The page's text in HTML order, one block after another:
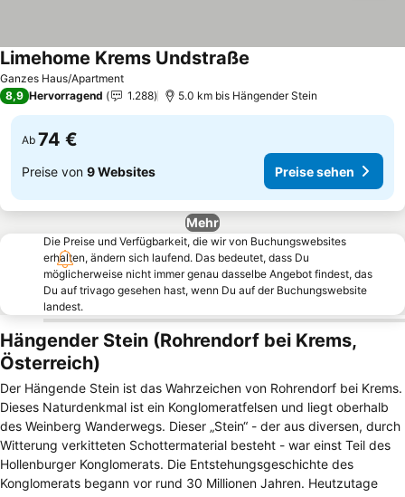
Ganzes Haus/Apartment
Limehome Krems Undstraße
8,9 Hervorragend 1.288 5.0 km bis Hängender Stein
Ab 74 €
Preise von 9 Websites Preise sehen
Mehr
Die Preise und Verfügbarkeit, die wir von Buchungswebsites
erhalten, ändern sich laufend. Das bedeutet, dass Du
möglicherweise nicht immer genau dasselbe Angebot findest, das
Du auf trivago gesehen hast, wenn Du auf der Buchungswebsite
landest.
Hängender Stein (Rohrendorf bei Krems,
Österreich)
Der Hängende Stein ist das Wahrzeichen von Rohrendorf bei Krems.
Dieses Naturdenkmal ist ein Konglomeratfelsen und liegt oberhalb
des Weinberg Wanderwegs. Dieser „Stein“ - der aus diversen, durch
Witterung verkitteten Schottermaterial besteht - war einst Teil des
Hollenburger Konglomerats. Die Entstehungsgeschichte des
Konglomerats begann vor rund 30 Millionen Jahren. Heutzutage